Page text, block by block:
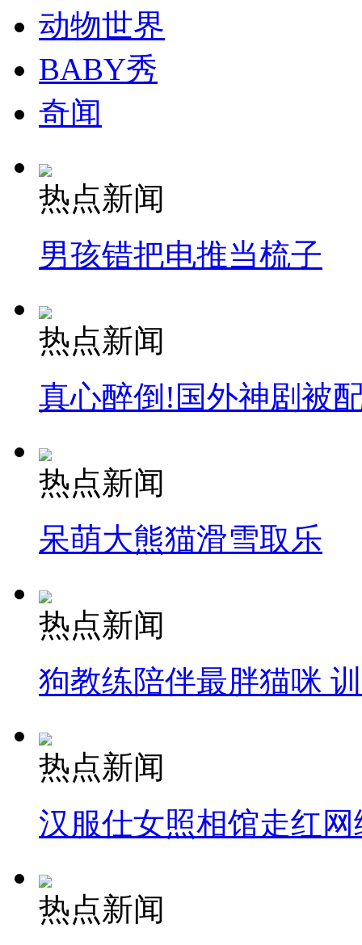
消防员救轻生者 花炮节热闹非凡
司机酒驾遇交警 急速倒车逃窜
动物世界
BABY秀
奇闻
热点新闻
男孩错把电推当梳子
热点新闻
真心醉倒!国外神剧被
热点新闻
呆萌大熊猫滑雪取乐
热点新闻
狗教练陪伴最胖猫咪
热点新闻
汉服仕女照相馆走红网
热点新闻